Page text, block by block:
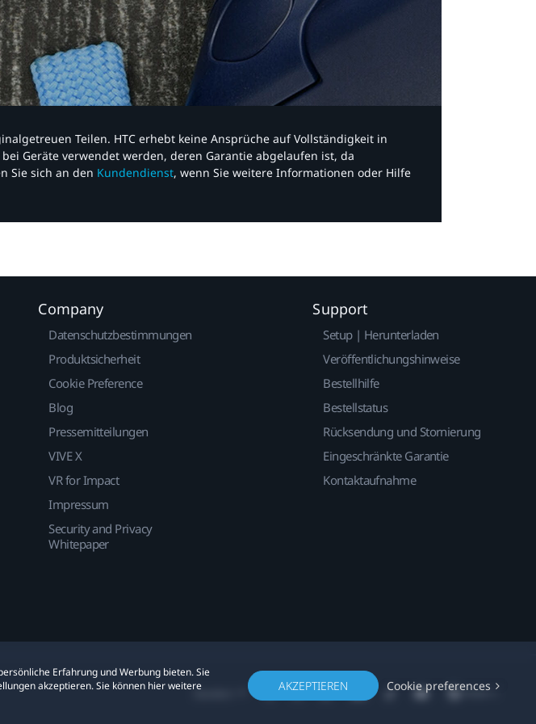
Teilen. HTC erhebt keine Ansprüche auf Vollständigkeit in
Geräte verwendet werden, deren Garantie abgelaufen ist, da
Sie sich an den Kundendienst, wenn Sie weitere Informationen oder Hilfe
Erfahrung und Werbung bieten. Sie
akzeptieren. Sie können hier weitere
AKZEPTIEREN Cookie preferences
Company
Datenschutzbestimmungen
Produktsicherheit
Cookie Preference
Blog
Pressemitteilungen
VIVE X
VR for Impact
Impressum
Security and Privacy
Whitepaper
Support
Setup | Herunterladen
Veröffentlichungshinweise
Bestellhilfe
Bestellstatus
Rücksendung und Stornierung
Eingeschränkte Garantie
Kontaktaufnahme
Standort